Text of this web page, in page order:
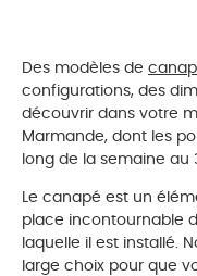
Des modèles de
configurations, des
découvrir dans votre
Marmande, dont les
long de la semaine au
Le canapé est un
place incontournable
laquelle il est installé.
large choix pour que